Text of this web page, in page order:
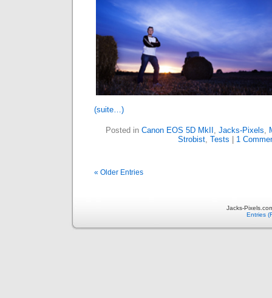
(suite…)
Posted in Canon EOS 5D MkII , Jacks-Pixels,
Strobist, Tests 1
« Older Entries
Jacks-
Entries